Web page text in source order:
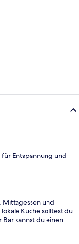
Entspannung und
Mittagessen und
Küche solltest du
Bar kannst du einen